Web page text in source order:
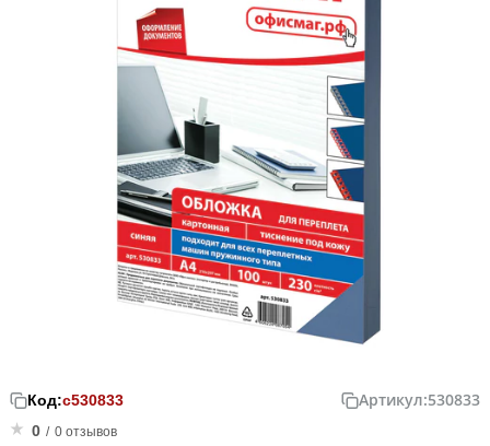
Код:с530833 Артикул:530833
0 / 0 отзывов